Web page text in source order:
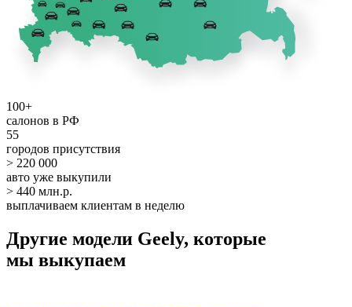
100+
салонов в РФ
55
городов присутствия
> 220 000
авто уже выкупили
> 440 млн.р.
выплачиваем клиентам в неделю
Другие модели Geely, которые
мы выкупаем